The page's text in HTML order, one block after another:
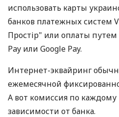
использовать карты
банков платежных систем
Простір" или оплаты
Pay или Google Pay.
Интернет-эквайринг
ежемесячной
А вот комиссия по каждому
зависимости от банка.